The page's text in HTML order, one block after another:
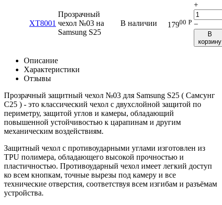
XT8001
Прозрачный
чехол №03 на
Samsung S25
В наличии 17900 Р
+
−
В
корзину
Описание
Характеристики
Отзывы
Прозрачный защитный чехол №03 для Samsung S25 ( Самсунг
C25 ) - это классический чехол с двухслойной защитой по
периметру, защитой углов и камеры, обладающий
повышенной устойчивостью к царапинам и другим
механическим воздействиям.
Защитный чехол с противоударными углами изготовлен из
TPU полимера, обладающего высокой прочностью и
пластичностью. Противоударный чехол имеет легкий доступ
ко всем кнопкам, точные вырезы под камеру и все
технические отверстия, соответствуя всем изгибам и разъёмам
устройства.